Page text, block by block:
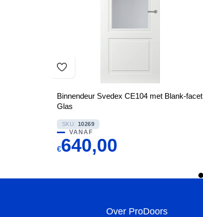
Binnendeur Svedex CE104 met Blank-facet
Glas
SKU: 10269
VANAF
€640,00
Over ProDoors